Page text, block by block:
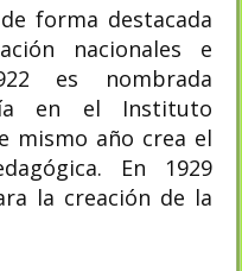
forma destacada
nacionales e
es nombrada
en el Instituto
mismo año crea el
En 1929
la creación de la